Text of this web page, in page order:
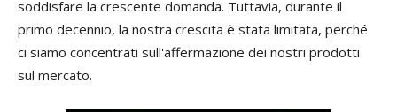
soddisfare la crescente domanda. Tuttavia, durante il
primo decennio, la nostra crescita è stata limitata, perché
ci siamo concentrati sull'affermazione dei nostri prodotti
sul mercato.